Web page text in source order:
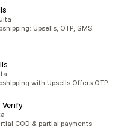
Upsells, OTP, SMS
with Upsells Offers OTP
Verify
COD & partial payments